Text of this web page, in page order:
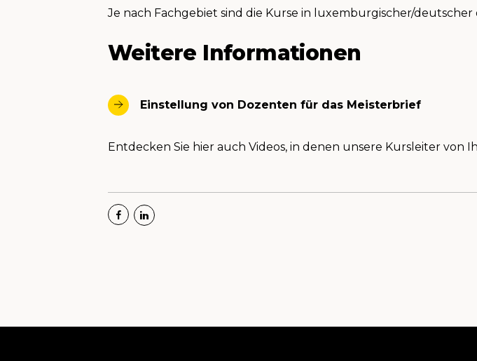
Je nach Fachgebiet sind die Kurse in luxemburgischer/deutscher
Weitere Informationen
Einstellung von Dozenten für das Meisterbrief
Entdecken Sie hier auch Videos, in denen unsere Kursleiter von